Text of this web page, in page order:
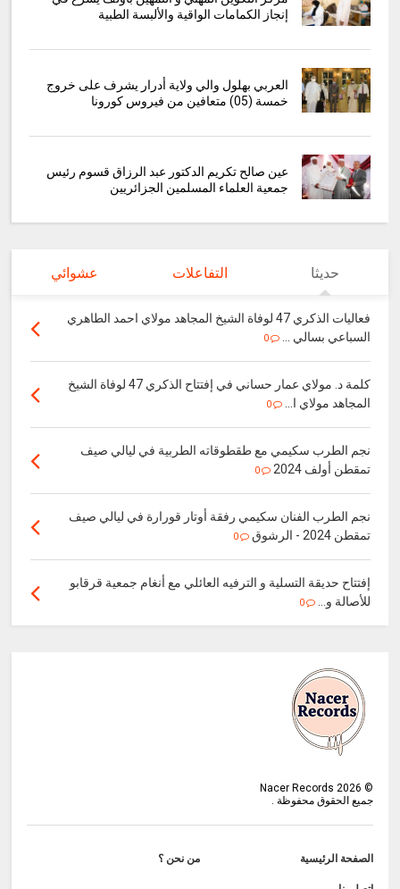
إنجاز الكمامات الواقية والألبسة الطبية
العربي بهلول والي ولاية أدرار يشرف على خروج
خمسة (05) متعافين من فيروس كورونا
عين صالح تكريم الدكتور عبد الرزاق قسوم رئيس
جمعية العلماء المسلمين الجزائريين
حديثا التفاعلات عشوائي
فعاليات الذكري 47 لوفاة الشيخ المجاهد مولاي احمد الطاهري
السباعي بسالي ...
0
كلمة د. مولاي عمار حساني في إفتتاح الذكري 47 لوفاة الشيخ
المجاهد مولاي ا...
0
نجم الطرب سكيمي مع طقطوقاته الطربية في ليالي صيف
تمقطن أولف 2024
0
نجم الطرب الفنان سكيمي رفقة أوتار قورارة في ليالي صيف
تمقطن 2024 - الرشوق
0
إفتتاح حديقة التسلية و الترفيه العائلي مع أنغام جمعية قرقابو
للأصالة و...
0
©
2026
جميع الحقوق محفوظة .
الصفحة الرئيسية من نحن ؟